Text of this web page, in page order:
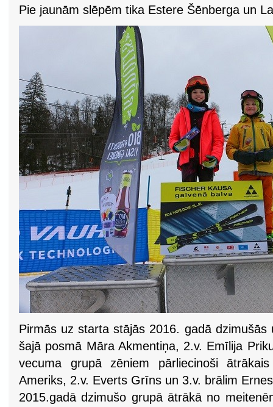
Pie jaunām slēpēm tika Estere Šēnberga un
Pirmās uz starta stājās 2016. gadā dzimušās
šajā posmā Māra Akmentiņa, 2.v. Emīlija
vecuma grupā zēniem pārliecinoši
Ameriks, 2.v. Everts Grīns un 3.v. brālim
2015.gadā dzimušo grupā ātrākā no